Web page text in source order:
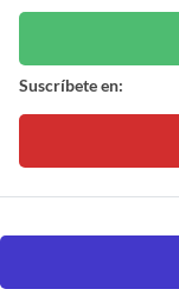
Suscríbete en: